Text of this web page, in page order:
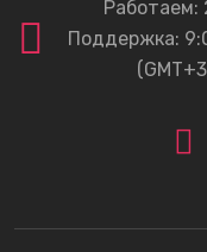
Работаем:
Поддержка: